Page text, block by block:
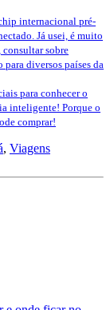
internacional pré-
Já usei, é muito
sobre
diversos países da
para conhecer o
inteligente! Porque o
comprar!
, Viagens